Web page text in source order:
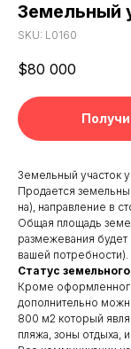
Земельный
SKU: L0160
$80 000
Земельный участок
Продается
на), направление в
Общая площадь
размежевания
вашей потребности).
Статус
Кроме
дополнительно
800 м2 который
пляжа, зоны отдыха, и